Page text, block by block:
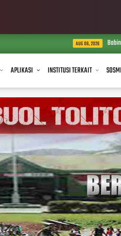
Babinsa Koramil 1305-04/
APLIKASI INSTITUSI TERKAIT